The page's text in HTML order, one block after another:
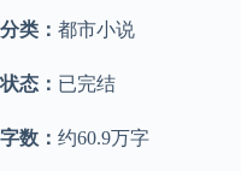
分类： 都市小说
状态： 已完结
字数： 约60.9万字